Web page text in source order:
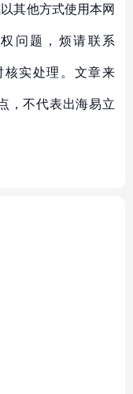
其他方式使用本网
问题，烦请联系
核实处理。文章来
，不代表出海易立